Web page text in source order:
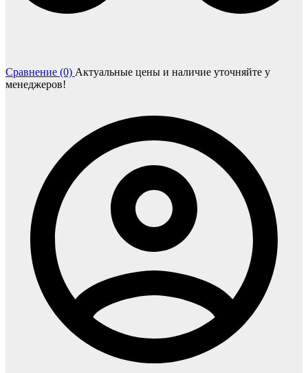
Сравнение (0) Актуальные цены и наличие уточняйте у
менеджеров!